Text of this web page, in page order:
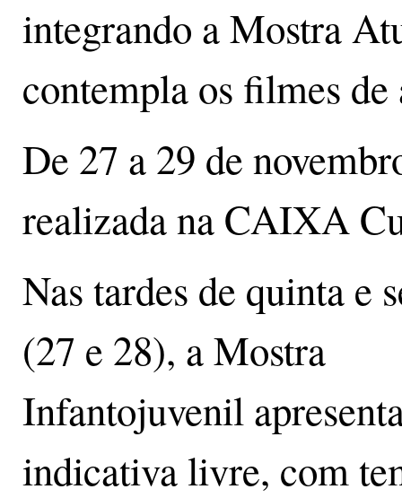
integrando a Mostra
contempla os filmes de
De 27 a 29 de
realizada na CAIXA
Nas tardes de quinta e
(27 e 28), a Mostra
Infantojuvenil
indicativa livre, com